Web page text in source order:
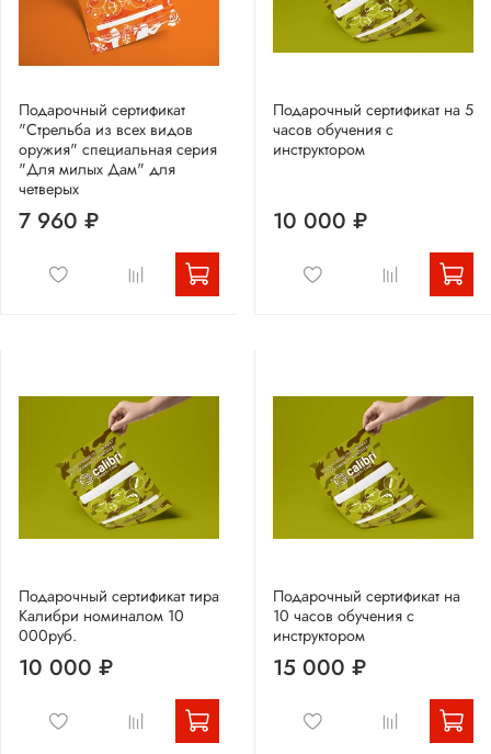
Подарочный сертификат
"Стрельба из всех видов
оружия" специальная серия
"Для милых Дам" для
четверых
7 960 ₽
Подарочный сертификат на 5
часов обучения с
инструктором
10 000 ₽
Подарочный сертификат тира
Калибри номиналом 10
000руб.
10 000 ₽
Подарочный сертификат на
10 часов обучения с
инструктором
15 000 ₽